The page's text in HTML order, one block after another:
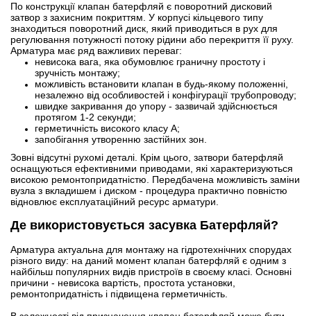
По конструкції клапан батерфляй є поворотний дисковий
затвор з захисним покриттям. У корпусі кільцевого типу
знаходиться поворотний диск, який приводиться в рух для
регулювання потужності потоку рідини або перекриття її руху.
Арматура має ряд важливих переваг:
невисока вага, яка обумовлює граничну простоту і
зручність монтажу;
можливість встановити клапан в будь-якому положенні,
незалежно від особливостей і конфігурації трубопроводу;
швидке закривання до упору - зазвичай здійснюється
протягом 1-2 секунди;
герметичність високого класу А;
запобігання утворенню застійних зон.
Зовні відсутні рухомі деталі. Крім цього, затвори батерфляй
оснащуються ефективними приводами, які характеризуються
високою ремонтопридатністю. Передбачена можливість заміни
вузла з вкладишем і диском - процедура практично повністю
відновлює експлуатаційний ресурс арматури.
Де використовується засувка Батерфляй?
Арматура актуальна для монтажу на гідротехнічних спорудах
різного виду: на даний момент клапан батерфляй є одним з
найбільш популярних видів пристроїв в своєму класі. Основні
причини - невисока вартість, простота установки,
ремонтопридатність і підвищена герметичність.